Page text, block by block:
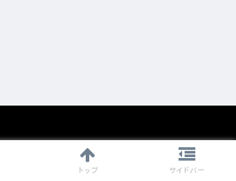
2026 1nico.
トップ サイドバー